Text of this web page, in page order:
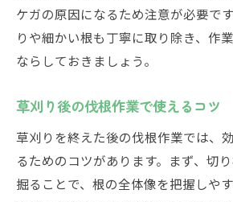
ケガの原因になるため注意が必要で
りや細かい根も丁寧に取り除き、作
ならしておきましょう。
草刈り後の伐根作業で使えるコツ
草刈りを終えた後の伐根作業では、
るためのコツがあります。まず、切
掘ることで、根の全体像を把握しや